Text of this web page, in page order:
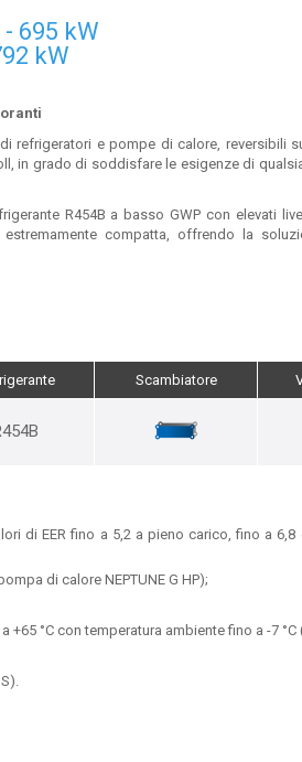
695 kW
kW
di refrigeratori e pompe di calore, reversibili
in grado di soddisfare le esigenze di
R454B a basso GWP con elevati
compatta, offrendo la
Scambiatore
di EER fino a 5,2 a pieno carico, fino a 6,8
di calore NEPTUNE G HP);
°C con temperatura ambiente fino a -7 °C